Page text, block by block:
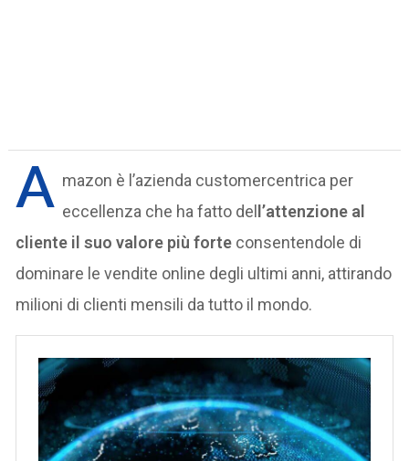
A mazon è l’azienda customercentrica per
eccellenza che ha fatto dell’attenzione al
cliente il suo valore più forte consentendole di
dominare le vendite online degli ultimi anni, attirando
milioni di clienti mensili da tutto il mondo.